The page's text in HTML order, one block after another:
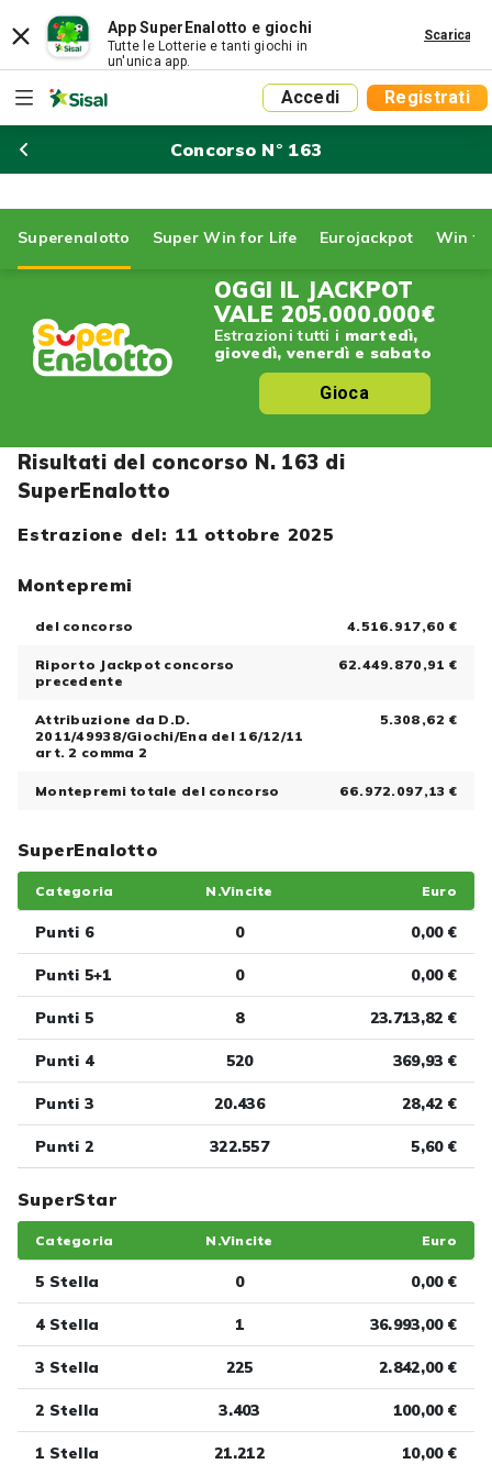
App SuperEnalotto e giochi
Tutte le Lotterie e tanti giochi in
un'unica app.
Scarica
Accedi Registrati
Concorso N° 163
Superenalotto Super Win for Life Eurojackpot Win
OGGI IL JACKPOT
VALE 205.000.000€
Estrazioni tutti i martedì,
giovedì, venerdì e sabato
Gioca
Risultati del concorso N. 163 di
SuperEnalotto
Estrazione del: 11 ottobre 2025
Montepremi
del concorso 4.516.917,60 €
Riporto Jackpot concorso
precedente
62.449.870,91 €
Attribuzione da D.D.
2011/49938/Giochi/Ena del 16/12/11
art. 2 comma 2
5.308,62 €
Montepremi totale del concorso 66.972.097,13 €
SuperEnalotto
Categoria N.Vincite Euro
Punti 6 0 0,00 €
Punti 5+1 0 0,00 €
Punti 5 8 23.713,82 €
Punti 4 520 369,93 €
Punti 3 20.436 28,42 €
Punti 2 322.557 5,60 €
SuperStar
Categoria N.Vincite Euro
5 Stella 0 0,00 €
4 Stella 1 36.993,00 €
3 Stella 225 2.842,00 €
2 Stella 3.403 100,00 €
1 Stella 21.212 10,00 €